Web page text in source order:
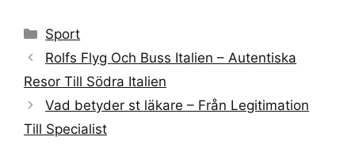
Kategorier
Sport
Rolfs Flyg Och Buss Italien – Autentiska
Resor Till Södra Italien
Vad betyder st läkare – Från Legitimation
Till Specialist